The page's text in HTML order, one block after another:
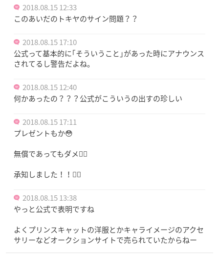
2018.08.15 12:33
このあいだのトキヤのサイン問題？？
2018.08.15 17:10
公式って基本的に｢そういうこと｣があった時にアナウンス
されてるし警告だよね。
2018.08.15 12:40
何かあったの？？？公式がこういうの出すの珍しい
2018.08.15 17:11
プレゼントもか😳
無償であってもダメ🙅‍♀️
承知しました！！🙇‍♀️
2018.08.15 13:38
やっと公式で表明ですね
よくプリンスキャットの洋服とかキャライメージのアクセ
サリーなどオークションサイトで売られていたからねー